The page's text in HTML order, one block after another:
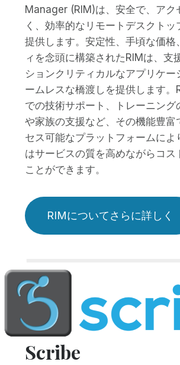
Manager (RIM)は、安全で、アク
く、効率的なリモートデスクトッ
提供します。安定性、手頃な価格
ィを念頭に構築されたRIMは、支
ションクリティカルなアプリケー
ームレスな橋渡しを提供します。
での技術サポート、トレーニング
や家族の支援など、その機能豊富
セス可能なプラットフォームによ
はサービスの質を高めながらコス
ことができます。
RIMについてさらに詳しく
Scribe